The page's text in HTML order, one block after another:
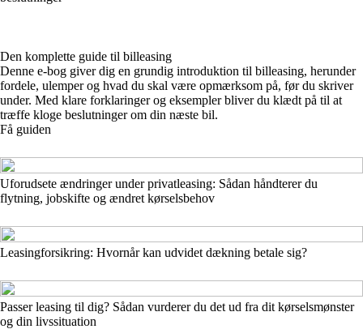
Den komplette guide til billeasing
Denne e-bog giver dig en grundig introduktion til billeasing, herunder
fordele, ulemper og hvad du skal være opmærksom på, før du skriver
under. Med klare forklaringer og eksempler bliver du klædt på til at
træffe kloge beslutninger om din næste bil.
Få guiden
Uforudsete ændringer under privatleasing: Sådan håndterer du
flytning, jobskifte og ændret kørselsbehov
Leasingforsikring: Hvornår kan udvidet dækning betale sig?
Passer leasing til dig? Sådan vurderer du det ud fra dit kørselsmønster
og din livssituation